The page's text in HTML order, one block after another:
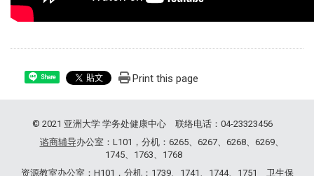
Share Print this page
© 2021 亚洲大学 学务处健康中心 联络电话：04-23323456
谘商辅导办公室：L101，分机：6265、6267、6268、6269、
1745、1763、1768
资源教室办公室：H101，分机：1739、1741、1744、1751 卫生保